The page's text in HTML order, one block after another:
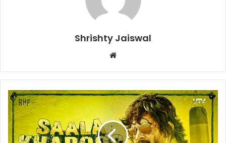
Shrishty Jaiswal
te
'
सा
ला
ख